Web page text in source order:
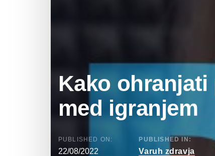
Kako
med igranjem
PUBLISHED ON:
22/08/2022
PUBLISHED IN:
Varuh zdravja